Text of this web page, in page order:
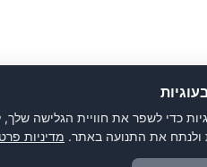
את חוויית הגלישה שלך, להציג
התנועה באתר.מדיניות פרטיות